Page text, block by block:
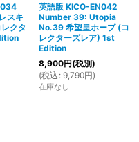
スキ
クタ
英語版 KICO-EN042
Number 39: Utopia
No.39 希望皇ホープ (コ
レクターズレア) 1st
Edition
8,900円(税別)
(税込 : 9,790円)
在庫なし